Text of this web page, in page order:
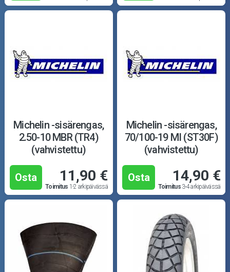
Michelin -sisärengas,
2.50-10 MBR (TR4)
(vahvistettu)
Osta 11,90 €
Toimitus 1-2 arkipäivässä
Michelin -sisärengas,
70/100-19 MI (ST30F)
(vahvistettu)
Osta 14,90 €
Toimitus3-4 arkipäivässä